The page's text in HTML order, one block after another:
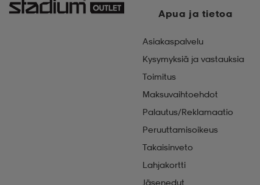
Apua ja tietoa
Asiakaspalvelu
Kysymyksiä ja vastauksia
Toimitus
Maksuvaihtoehdot
Palautus/Reklamaatio
Peruuttamisoikeus
Takaisinveto
Lahjakortti
Jäsenedut